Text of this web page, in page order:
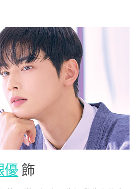
優 飾